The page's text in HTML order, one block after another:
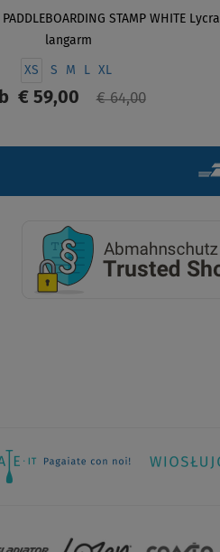
STAMP WHITE Lycra
langarm
XS S M L XL
€ 59,00 € 64,00
ANZEIGEN